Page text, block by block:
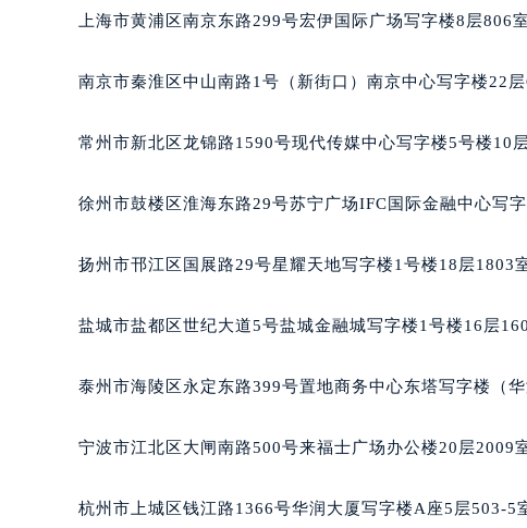
吉林省白城市洮北区明仁南街萧邦售后服
吉林省吉林市船营区河南街萧邦售后服务
吉林省梅河口市新华街道梅河大街萧邦售
吉林省松原市宁江区五环大街萧邦售后服
吉林省延边市延吉市解放路萧邦售后服务
辽宁省本溪市平山区胜利路萧邦售后服务
辽宁省丹东市振兴区七经街萧邦售后服务
辽宁省阜新市海州区解放大街萧邦售后服
辽宁省锦州市古塔区中央大街萧邦售后服
上海市黄浦区南京东路299号宏伊国际广场写字楼8层806
南京市秦淮区中山南路1号（新街口）南京中心写字楼22层
常州市新北区龙锦路1590号现代传媒中心写字楼5号楼10
徐州市鼓楼区淮海东路29号苏宁广场IFC国际金融中心写
扬州市邗江区国展路29号星耀天地写字楼1号楼18层1803
盐城市盐都区世纪大道5号盐城金融城写字楼1号楼16层
泰州市海陵区永定东路399号置地商务中心东塔写字楼（
宁波市江北区大闸南路500号来福士广场办公楼20层2009
杭州市上城区钱江路1366号华润大厦写字楼A座5层503-5